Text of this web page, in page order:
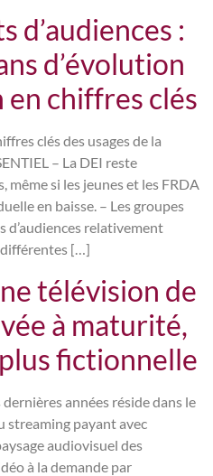
d’audiences :
d’évolution
chiffres clés
clés des usages de la
– La DEI reste
même si les jeunes et les FRDA
en baisse. – Les groupes
d’audiences relativement
différentes […]
télévision de
à maturité,
fictionnelle
années réside dans le
streaming payant avec
audiovisuel des
à la demande par